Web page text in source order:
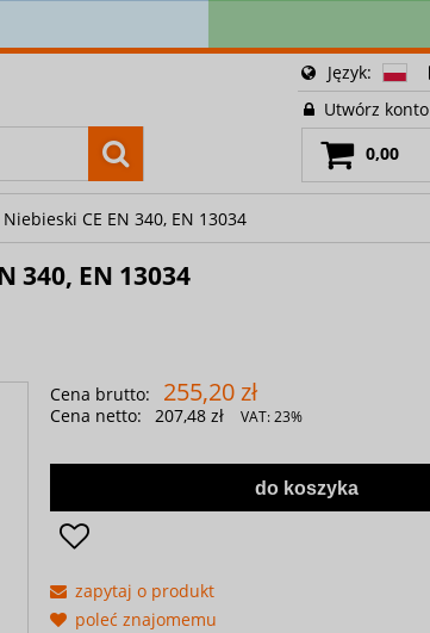
na siebie! 🚚
Język:
Utwórz konto
0,00
CE EN 340, EN 13034
340, EN 13034
Cena brutto: 255,20 zł
Cena netto: 207,48 zł VAT:23%
do koszyka
zapytaj o produkt
poleć znajomemu